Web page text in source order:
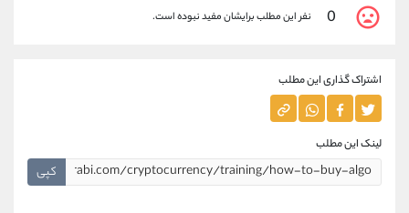
0 نفر این مطلب برایشان مفید نبوده است.
اشتراک گذاری این مطلب
لینک این مطلب
کپی